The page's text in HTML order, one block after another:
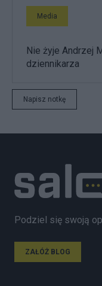
Media
Nie żyje Andrzej
dziennikarza
Napisz notkę
Podziel się swoją
ZAŁÓŻ BLOG